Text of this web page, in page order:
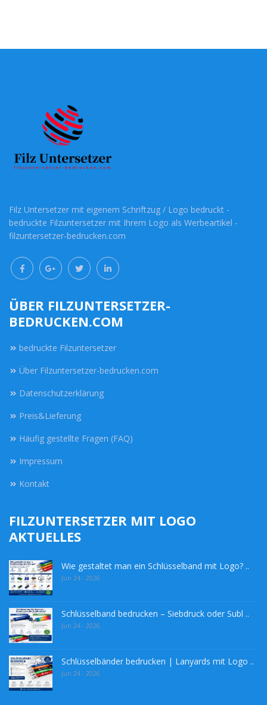
Filz Untersetzer mit eigenem Schriftzug / Logo bedruckt -
bedruckte Filzuntersetzer mit Ihrem Logo als Werbeartikel -
filzuntersetzer-bedrucken.com
ÜBER FILZUNTERSETZER-
BEDRUCKEN.COM
bedruckte Filzuntersetzer
Über Filzuntersetzer-bedrucken.com
Datenschutzerklärung
Preis&Lieferung
Häufig gestellte Fragen (FAQ)
Impressum
Kontakt
FILZUNTERSETZER MIT LOGO
AKTUELLES
Wie gestaltet man ein Schlüsselband mit Logo? ..
Jun 24 - 2026
Schlüsselband bedrucken – Siebdruck oder Subl ..
Jun 24 - 2026
Schlüsselbänder bedrucken | Lanyards mit Logo ..
Jun 24 - 2026